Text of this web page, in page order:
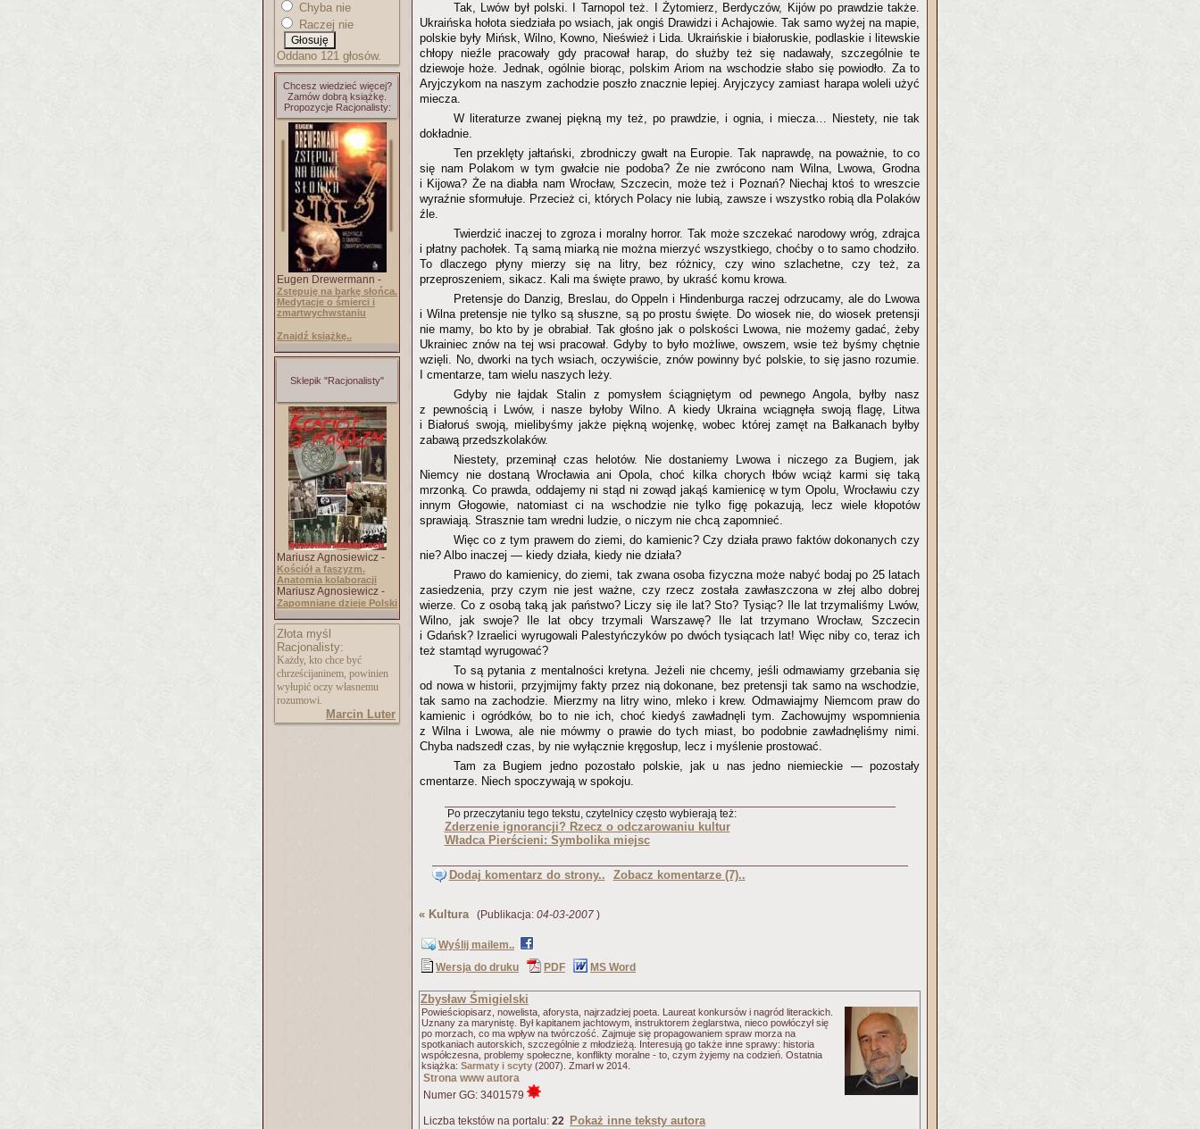
Chyba nie
Raczej nie
Oddano 121 głosów.
Chcesz wiedzieć więcej?
Zamów dobrą książkę.
Propozycje Racjonalisty:
Eugen Drewermann -
Zstępuję na barkę słońca.
Medytacje o śmierci i
zmartwychwstaniu
Znajdź książkę..
Sklepik "Racjonalisty"
Mariusz Agnosiewicz -
Kościół a faszyzm.
Anatomia kolaboracji
Mariusz Agnosiewicz -
Zapomniane dzieje Polski
Złota myśl
Racjonalisty:
Każdy, kto chce być
chrześcijaninem, powinien
wyłupić oczy własnemu
rozumowi.
Marcin Luter
Tak, Lwów był polski. I Tarnopol też. I Żytomierz, Berdyczów, Kijów po prawdzie także.
Ukraińska hołota siedziała po wsiach, jak ongiś Drawidzi i Achajowie. Tak samo wyżej na mapie,
polskie były Mińsk, Wilno, Kowno, Nieśwież i Lida. Ukraińskie i białoruskie, podlaskie i litewskie
chłopy nieźle pracowały gdy pracował harap, do służby też się nadawały, szczególnie te
dziewoje hoże. Jednak, ogólnie biorąc, polskim Ariom na wschodzie słabo się powiodło. Za to
Aryjczykom na naszym zachodzie poszło znacznie lepiej. Aryjczycy zamiast harapa woleli użyć
miecza.
W literaturze zwanej piękną my też, po prawdzie, i ognia, i miecza… Niestety, nie tak
dokładnie.
Ten przeklęty jałtański, zbrodniczy gwałt na Europie. Tak naprawdę, na poważnie, to co
się nam Polakom w tym gwałcie nie podoba? Że nie zwrócono nam Wilna, Lwowa, Grodna
i Kijowa? Że na diabła nam Wrocław, Szczecin, może też i Poznań? Niechaj ktoś to wreszcie
wyraźnie sformułuje. Przecież ci, których Polacy nie lubią, zawsze i wszystko robią dla Polaków
źle.
Twierdzić inaczej to zgroza i moralny horror. Tak może szczekać narodowy wróg, zdrajca
i płatny pachołek. Tą samą miarką nie można mierzyć wszystkiego, choćby o to samo chodziło.
To dlaczego płyny mierzy się na litry, bez różnicy, czy wino szlachetne, czy też, za
przeproszeniem, sikacz. Kali ma święte prawo, by ukraść komu krowa.
Pretensje do Danzig, Breslau, do Oppeln i Hindenburga raczej odrzucamy, ale do Lwowa
i Wilna pretensje nie tylko są słuszne, są po prostu święte. Do wiosek nie, do wiosek pretensji
nie mamy, bo kto by je obrabiał. Tak głośno jak o polskości Lwowa, nie możemy gadać, żeby
Ukrainiec znów na tej wsi pracował. Gdyby to było możliwe, owszem, wsie też byśmy chętnie
wzięli. No, dworki na tych wsiach, oczywiście, znów powinny być polskie, to się jasno rozumie.
I cmentarze, tam wielu naszych leży.
Gdyby nie łajdak Stalin z pomysłem ściągniętym od pewnego Angola, byłby nasz
z pewnością i Lwów, i nasze byłoby Wilno. A kiedy Ukraina wciągnęła swoją flagę, Litwa
i Białoruś swoją, mielibyśmy jakże piękną wojenkę, wobec której zamęt na Bałkanach byłby
zabawą przedszkolaków.
Niestety, przeminął czas helotów. Nie dostaniemy Lwowa i niczego za Bugiem, jak
Niemcy nie dostaną Wrocławia ani Opola, choć kilka chorych łbów wciąż karmi się taką
mrzonką. Co prawda, oddajemy ni stąd ni zowąd jakąś kamienicę w tym Opolu, Wrocławiu czy
innym Głogowie, natomiast ci na wschodzie nie tylko figę pokazują, lecz wiele kłopotów
sprawiają. Strasznie tam wredni ludzie, o niczym nie chcą zapomnieć.
Więc co z tym prawem do ziemi, do kamienic? Czy działa prawo faktów dokonanych czy
nie? Albo inaczej — kiedy działa, kiedy nie działa?
Prawo do kamienicy, do ziemi, tak zwana osoba fizyczna może nabyć bodaj po 25 latach
zasiedzenia, przy czym nie jest ważne, czy rzecz została zawłaszczona w złej albo dobrej
wierze. Co z osobą taką jak państwo? Liczy się ile lat? Sto? Tysiąc? Ile lat trzymaliśmy Lwów,
Wilno, jak swoje? Ile lat obcy trzymali Warszawę? Ile lat trzymano Wrocław, Szczecin
i Gdańsk? Izraelici wyrugowali Palestyńczyków po dwóch tysiącach lat! Więc niby co, teraz ich
też stamtąd wyrugować?
To są pytania z mentalności kretyna. Jeżeli nie chcemy, jeśli odmawiamy grzebania się
od nowa w historii, przyjmijmy fakty przez nią dokonane, bez pretensji tak samo na wschodzie,
tak samo na zachodzie. Mierzmy na litry wino, mleko i krew. Odmawiajmy Niemcom praw do
kamienic i ogródków, bo to nie ich, choć kiedyś zawładnęli tym. Zachowujmy wspomnienia
z Wilna i Lwowa, ale nie mówmy o prawie do tych miast, bo podobnie zawładnęliśmy nimi.
Chyba nadszedł czas, by nie wyłącznie kręgosłup, lecz i myślenie prostować.
Tam za Bugiem jedno pozostało polskie, jak u nas jedno niemieckie — pozostały
cmentarze. Niech spoczywają w spokoju.
Po przeczytaniu tego tekstu, czytelnicy często wybierają też:
Zderzenie ignorancji? Rzecz o odczarowaniu kultur
Władca Pierścieni: Symbolika miejsc
Dodaj komentarz do strony.. Zobacz komentarze (7)..
« Kultura(Publikacja: 04-03-2007 )
Wyślij mailem..
Wersja do druku
PDF MS Word
Zbysław Śmigielski
Powieściopisarz, nowelista, aforysta, najrzadziej poeta. Laureat konkursów i nagród literackich.
Uznany za marynistę. Był kapitanem jachtowym, instruktorem żeglarstwa, nieco powłóczył się
po morzach, co ma wpływ na twórczość. Zajmuje się propagowaniem spraw morza na
spotkaniach autorskich, szczególnie z młodzieżą. Interesują go także inne sprawy: historia
współczesna, problemy społeczne, konflikty moralne - to, czym żyjemy na codzień. Ostatnia
książka: Sarmaty i scyty (2007). Zmarł w 2014.
Strona www autora
Numer GG: 3401579
Liczba tekstów na portalu: 22 Pokaż inne teksty autora